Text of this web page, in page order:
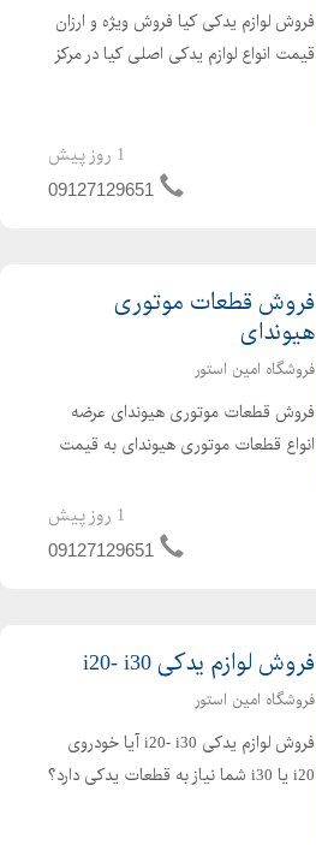
فروش لوازم یدکی کیا فروش ویژه و ارزان
قیمت انواع لوازم یدکی اصلی کیا در مرکز
تمامی مدلهای کیا، بهترین همراه
1 روز پیش
09127129651
فروش قطعات موتوری
هیوندای
فروشگاه امین استور
فروش قطعات موتوری هیوندای عرضه
انواع قطعات موتوری هیوندای به قیمت
دنبال قطعات موتوری اصلی و با کیفیت
برای خودروی هیوندای خود هستید؟ امین
1 روز پیش
09127129651
فروش لوازم یدکی i20- i30
فروشگاه امین استور
فروش لوازم یدکی i20- i30 آیا خودروی
i20 یا i30 شما نیاز به قطعات یدکی دارد؟